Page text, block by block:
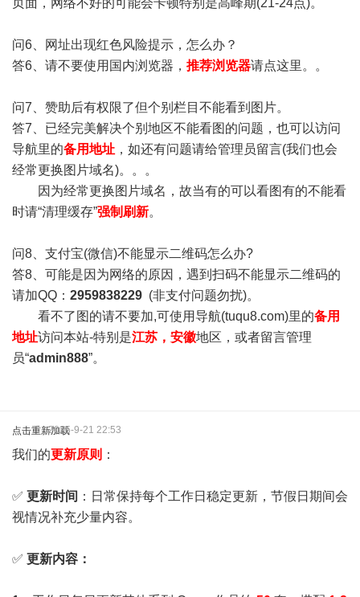
页面，网络不好的可能会卡顿特别是高峰期(21-24点)。
问6、网址出现红色风险提示，怎么办？
答6、请不要使用国内浏览器， 推荐浏览器请点这里。。
问7、赞助后有权限了但个别栏目不能看到图片。
答7、已经完美解决个别地区不能看图的问题，也可以访问
导航里的备用地址 ，如还有问题请给管理员留言(我们也会
经常更换图片域名)。。。
因为经常更换图片域名，故当有的可以看图有的不能看
时请“清理缓存”强制刷新。
问8、支付宝(微信)不能显示二维码怎么办?
答8、可能是因为网络的原因，遇到扫码不能显示二维码的
请加QQ： 2959838229 (非支付问题勿扰)。
看不了图的请不要加,可使用导航(tuqu8.com)里的备用
地址访问本站-特别是江苏，安徽地区，或者留言管理
员“admin888”。
点击重新加载2025-9-21 22:53
我们的更新原则 ：
✅ 更新时间 ：日常保持每个工作日稳定更新，节假日期间会
视情况补充少量内容。
✅ 更新内容：